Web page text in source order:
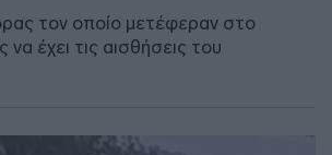
τον οποίο μετέφεραν στο
να έχει τις αισθήσεις του